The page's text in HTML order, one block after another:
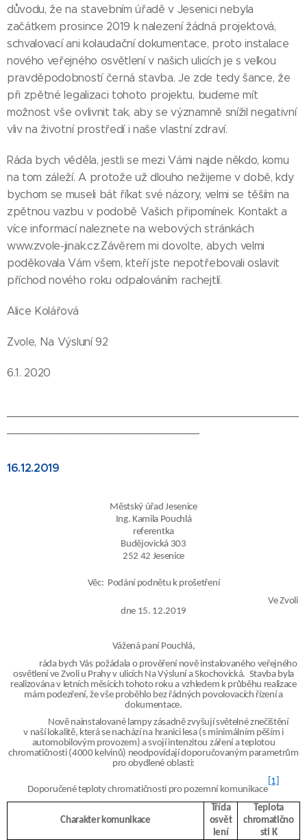
důvodu, že na stavebním úřadě v Jesenici nebyla
začátkem prosince 2019 k nalezení žádná projektová,
schvalovací ani kolaudační dokumentace, proto instalace
nového veřejného osvětlení v našich ulicích je s velkou
pravděpodobností černá stavba. Je zde tedy šance, že
při zpětné legalizaci tohoto projektu, budeme mít
možnost vše ovlivnit tak, aby se významně snížil negativní
vliv na životní prostředí i naše vlastní zdraví.
Ráda bych věděla, jestli se mezi Vámi najde někdo, komu
na tom záleží. A protože už dlouho nežijeme v době, kdy
bychom se museli bát říkat své názory, velmi se těším na
zpětnou vazbu v podobě Vašich připomínek. Kontakt a
více informací naleznete na webových stránkách
www.zvole-jinak.cz.Závěrem mi dovolte, abych velmi
poděkovala Vám všem, kteří jste nepotřebovali oslavit
příchod nového roku odpalováním rachejtlí.
Alice Kolářová
Zvole, Na Výsluní 92
6.1. 2020
16.12.2019
Městský úřad Jesenice
Ing. Kamila Pouchlá
referentka
Budějovická 303
252 42 Jesenice
Věc: Podání podnětu k prošetření
Ve Zvoli
dne 15. 12.2019
Vážená paní Pouchlá,
ráda bych Vás požádala o prověření nově instalovaného veřejného
osvětlení ve Zvoli u Prahy v ulicích Na Výsluní a Skochovická. Stavba byla
realizována v letních měsících tohoto roku a vzhledem k průběhu realizace
mám podezření, že vše proběhlo bez řádných povolovacích řízení a
dokumentace.
Nově nainstalované lampy zásadně zvyšují světelné znečištění
v naší lokalitě, která se nachází na hranici lesa (s minimálním pěším i
automobilovým provozem) a svojí intenzitou záření a teplotou
chromatičnosti (4000 kelvinů) neodpovídají doporučovaným parametrům
pro obydlené oblasti:
Doporučené teploty chromatičnosti pro pozemní komunikace
[1]
Charakter komunikace
Třída
osvět
lení
Teplota
chromatično
sti K